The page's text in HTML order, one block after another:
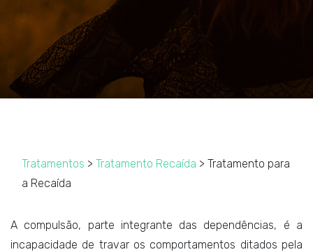
Tratamentos > Tratamento Recaída > Tratamento para
a Recaída
A compulsão, parte integrante das dependências, é a
incapacidade de travar os comportamentos ditados pela